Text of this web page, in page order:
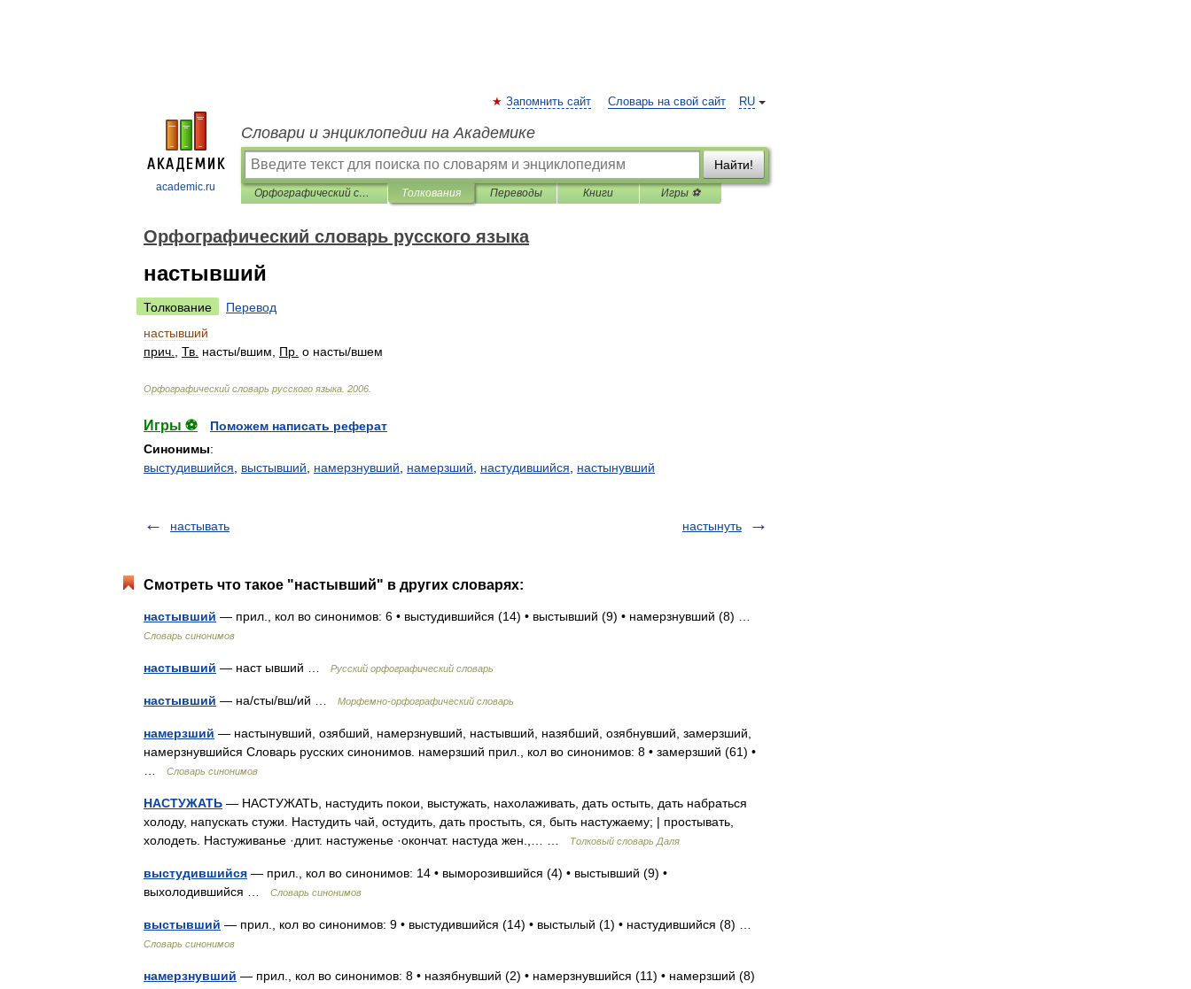
academic.ru
RU
Запомнить сайт Словарь на свой сайт
Словари и энциклопедии на Академике
Найти!
Орфографический словарь русского языка Толкования Переводы Книги Игры ⚽
Орфографический словарь русского языка
настывший
Толкование
Перевод
настывший
прич
Тв насты/вшим Пр о насты/вшем
Орфографический словарь русского языка 2006
Игры ⚽
Поможем написать реферат
Синонимы:
выстудившийся
выстывший намерзнувший намерзший настудившийся настынувший
настывать настынуть
Смотреть что такое "настывший" в других словарях:
настывший — прил., кол во синонимов: 6 • выстудившийся (14) • выстывший (9) • намерзнувший (8) …
Словарь синонимов
настывший — наст ывший … Русский орфографический словарь
настывший — на/сты/вш/ий … Морфемно-орфографический словарь
намерзший — настынувший, озябший, намерзнувший, настывший, назябший, озябнувший, замерзший,
намерзнувшийся Словарь русских синонимов. намерзший прил., кол во синонимов: 8 • замерзший (61) •
Словарь синонимов
НАСТУЖАТЬ — НАСТУЖАТЬ, настудить покои, выстужать, нахолаживать, дать остыть, дать набраться
холоду, напускать стужи. Настудить чай, остудить, дать простыть, ся, быть настужаему; | простывать,
холодеть. Настуживанье ·длит. настуженье ·окончат. настуда жен.,… …
Толковый словарь Даля
выстудившийся — прил., кол во синонимов: 14 • выморозившийся (4) • выстывший (9) •
выхолодившийся …
Словарь синонимов
выстывший — прил., кол во синонимов: 9 • выстудившийся (14) • выстылый (1) • настудившийся (8) …
Словарь синонимов
намерзнувший — прил., кол во синонимов: 8 • назябнувший (2) • намерзнувшийся (11) • намерзший (8)